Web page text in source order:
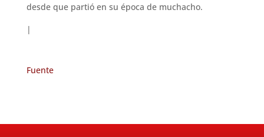
desde que partió en su época de muchacho.
|
Fuente